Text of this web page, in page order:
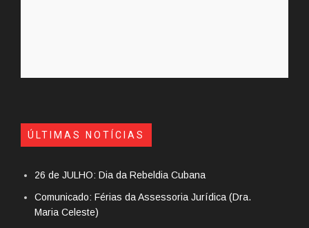
ÚLTIMAS NOTÍCIAS
26 de JULHO: Dia da Rebeldia Cubana
Comunicado: Férias da Assessoria Jurídica (Dra.
Maria Celeste)